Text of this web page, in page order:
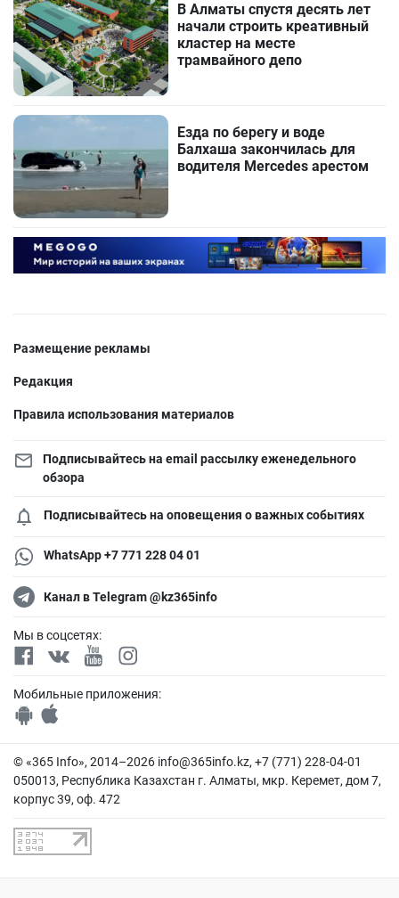
В Алматы спустя десять лет
начали строить креативный
кластер на месте
трамвайного депо
Езда по берегу и воде
Балхаша закончилась для
водителя Mercedes арестом
Размещение рекламы
Редакция
Правила использования материалов
Подписывайтесь на email рассылку еженедельного
обзора
Подписывайтесь на оповещения о важных событиях
WhatsApp +7 771 228 04 01
Канал в Telegram @kz365info
Мы в соцсетях:
Мобильные приложения:
© «365 Info», 2014–2026 info@365info.kz, +7 (771) 228-04-01
050013, Республика Казахстан г. Алматы, мкр. Керемет, дом 7,
корпус 39, оф. 472